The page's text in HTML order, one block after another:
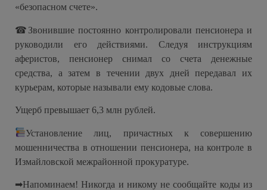
«безопасном счете».
☎Звонившие постоянно контролировали пенсионера и
руководили его действиями. Следуя инструкциям
аферистов, пенсионер снимал со счета денежные
средства, а затем в течении двух дней передавал их
курьерам, которые называли ему кодовые слова.
Ущерб превышает 6,3 млн рублей.
Установление лиц, причастных к совершению
мошенничества в отношении пенсионера, на контроле в
Измайловской межрайонной прокуратуре.
➡Напоминаем! Никогда и никому не сообщайте коды из